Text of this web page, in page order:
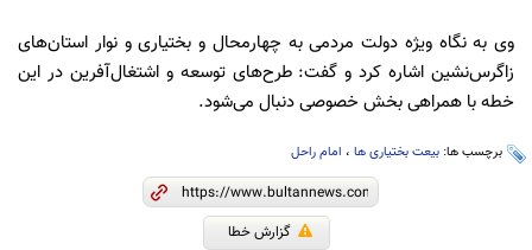
وی به نگاه ویژه دولت مردمی به چهارمحال و بختیاری و نوار استان‌های
زاگرس‌نشین اشاره کرد و گفت: طرح‌های توسعه و اشتغال‌آفرین در این
خطه با همراهی بخش خصوصی دنبال می‌شود.
برچسب ها: بیعت بختیاری ها ، امام راحل
گزارش خطا